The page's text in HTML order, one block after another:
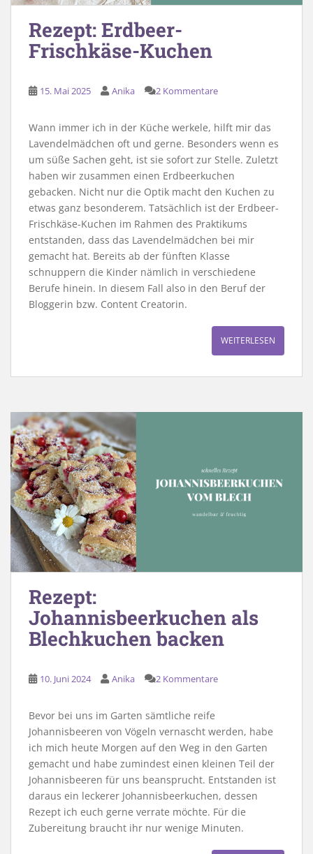
Rezept: Erdbeer-
Frischkäse-Kuchen
15. Mai 2025 Anika 2 Kommentare
Wann immer ich in der Küche werkele, hilft mir das
Lavendelmädchen oft und gerne. Besonders wenn es
um süße Sachen geht, ist sie sofort zur Stelle. Zuletzt
haben wir zusammen einen Erdbeerkuchen
gebacken. Nicht nur die Optik macht den Kuchen zu
etwas ganz besonderem. Tatsächlich ist der Erdbeer-
Frischkäse-Kuchen im Rahmen des Praktikums
entstanden, dass das Lavendelmädchen bei mir
gemacht hat. Bereits ab der fünften Klasse
schnuppern die Kinder nämlich in verschiedene
Berufe hinein. In diesem Fall also in den Beruf der
Bloggerin bzw. Content Creatorin.
WEITERLESEN
Rezept:
Johannisbeerkuchen als
Blechkuchen backen
10. Juni 2024 Anika 2 Kommentare
Bevor bei uns im Garten sämtliche reife
Johannisbeeren von Vögeln vernascht werden, habe
ich mich heute Morgen auf den Weg in den Garten
gemacht und habe zumindest einen kleinen Teil der
Johannisbeeren für uns beansprucht. Entstanden ist
daraus ein leckerer Johannisbeerkuchen, dessen
Rezept ich euch gerne verrate möchte. Für die
Zubereitung braucht ihr nur wenige Minuten.